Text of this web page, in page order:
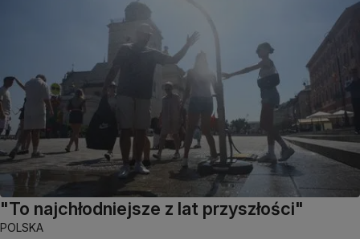
"To najchłodniejsze z lat przyszłości"
POLSKA